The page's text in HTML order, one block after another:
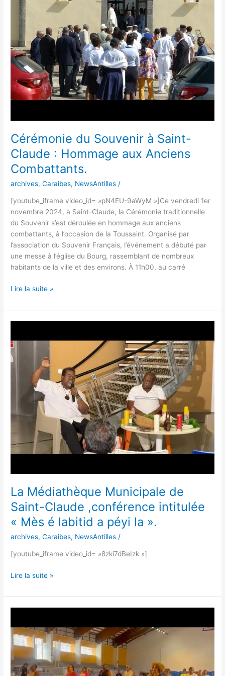
Cérémonie du Souvenir à Saint-
Claude : Hommage aux Anciens
Combattants.
archives,Caraibes, NewsAntilles /
[youtube_iframe video_id= »pN4EU-9aWyM »]Ce vendredi 1er
novembre 2024, à Saint-Claude, la Cérémonie traditionnelle
du Souvenir s’est déroulée en hommage aux anciens
combattants, à l’occasion de la Toussaint. Organisé par
l’association du Souvenir Français, l’événement a débuté par
une messe à l’église du Bourg, rassemblant de nombreux
habitants de la ville et des environs. À 11h00, au carré
Saint-
Hommage
aux
Anciens
Combattants.
Lire la suite »
La Médiathèque Municipale de
Saint-Claude ,conférence intitulée
« Mès é labitid a péyi la ».
archives,Caraibes, NewsAntilles /
[youtube_iframe video_id= »8zki7dBeIzk »]
Municipale
de
Saint-
,conférence
«
é
labitid
Lire la suite »
cadre
de
la
Semaine